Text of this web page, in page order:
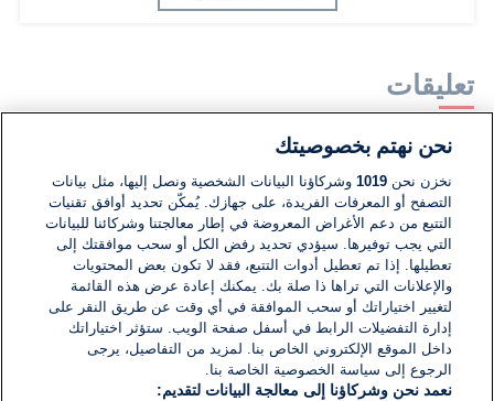
تعليقات
لا توجد تعليقات مكتوبة حتى الآن. كن الأول!
اكتب تعليقًا جديدًا ...
نحن نهتم بخصوصيتك
نخزن نحن1019 وشركاؤنا البيانات الشخصية ونصل إليها، مثل بيانات
التصفح أو المعرفات الفريدة، على جهازك. يُمكّن تحديد أوافق تقنيات
التتبع من دعم الأغراض المعروضة في إطار معالجتنا وشركائنا للبيانات
التي يجب توفيرها. سيؤدي تحديد رفض الكل أو سحب موافقتك إلى
تعطيلها. إذا تم تعطيل أدوات التتبع، فقد لا تكون بعض المحتويات
والإعلانات التي تراها ذا صلة بك. يمكنك إعادة عرض هذه القائمة
لتغيير اختياراتك أو سحب الموافقة في أي وقت عن طريق النقر على
إدارة التفضيلات الرابط في أسفل صفحة الويب. ستؤثر اختياراتك
داخل الموقع الإلكتروني الخاص بنا. لمزيد من التفاصيل، يرجى
الرجوع إلى سياسة الخصوصية الخاصة بنا.
نعمد نحن وشركاؤنا إلى معالجة البيانات لتقديم: